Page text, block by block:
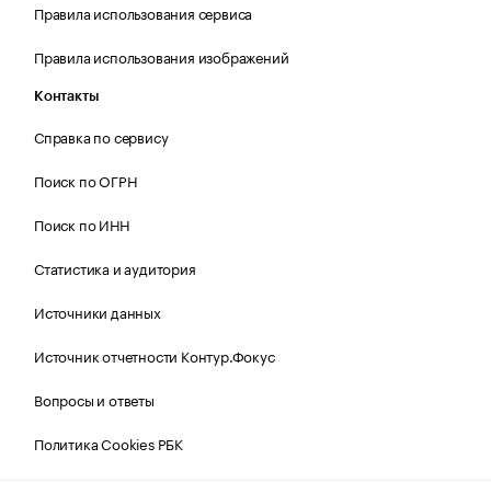
Правила использования сервиса
Правила использования изображений
Контакты
Справка по сервису
Поиск по ОГРН
Поиск по ИНН
Статистика и аудитория
Источники данных
Источник отчетности Контур.Фокус
Вопросы и ответы
Политика Cookies РБК